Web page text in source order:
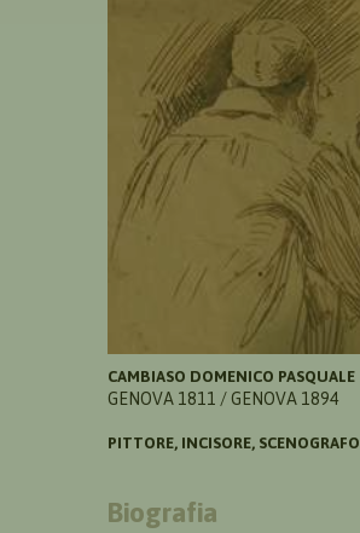
CAMBIASO DOMENICO PASQUALE
GENOVA 1811 / GENOVA 1894
PITTORE, INCISORE, SCENOGRAFO
Biografia